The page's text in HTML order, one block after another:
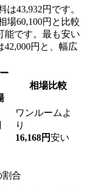
43,932円です。
場60,100円と比較
能です。最も安い
42,000円と、幅広
相場比較
ワンルームよ
り
16,168円安い
合